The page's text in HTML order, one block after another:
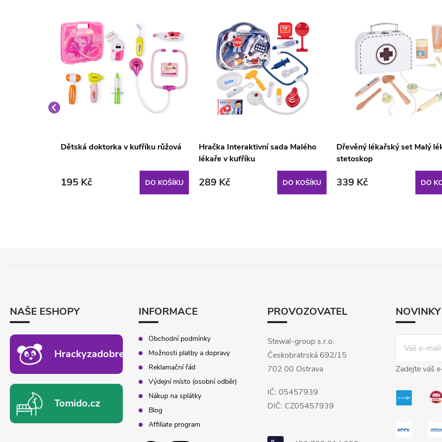
Dětská doktorka v kufříku růžová
195 Kč DO KOŠÍKU
Hračka Interaktivní sada Malého
lékaře v kufříku
289 Kč DO KOŠÍKU
Dřevěný lékařský set Malý
stetoskop
339 Kč DO
NAŠE ESHOPY
Hrackyzadobrekacky.cz
Tomido.cz
INFORMACE
Obchodní podmínky
Možnosti platby a dopravy
Reklamační řád
Výdejní místo (osobní odběr)
Nákup na splátky
Blog
Affiliate program
PROVOZOVATEL
Stewal-group s.r.o.
Českobratrská 692/15
702 00 Ostrava
IČ: 05457939
DIČ: CZ05457939
Zadejte váš